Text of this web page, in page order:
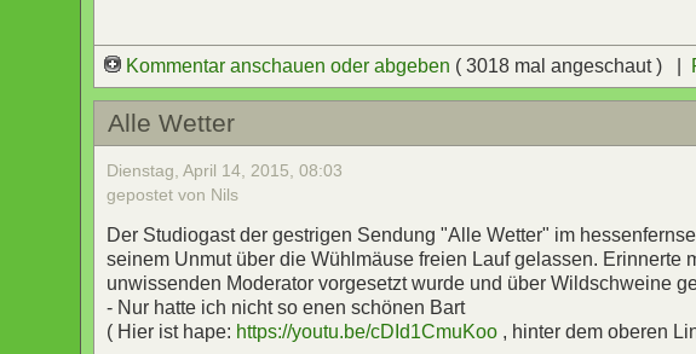
Kommentar anschauen oder abgeben ( 3018 mal angeschaut ) |
Alle Wetter
Dienstag, April 14, 2015, 08:03
gepostet von Nils
Der Studiogast der gestrigen Sendung "Alle Wetter" im
seinem Unmut über die Wühlmäuse freien Lauf gelassen.
unwissenden Moderator vorgesetzt wurde und über Wildschweine
- Nur hatte ich nicht so enen schönen Bart
( Hier ist hape: https://youtu.be/cDId1CmuKoo , hinter dem oberen